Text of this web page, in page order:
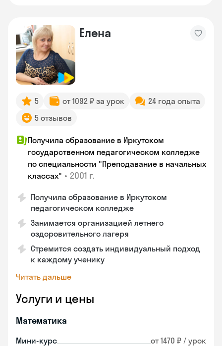
Елена
5 от 1092 ₽ за урок
24 года опыта
5 отзывов
Получила образование в Иркутском
государственном педагогическом колледже
по специальности "Преподавание в начальных
классах" • 2001 г.
Получила образование в Иркутском
педагогическом колледже
Занимается организацией летнего
оздоровительного лагеря
Стремится создать индивидуальный подход
к каждому ученику
Читать дальше
Услуги и цены
Математика
Мини-курс от 1470 ₽ / урок